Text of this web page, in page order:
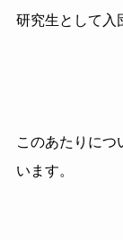
研究生として入
このあたりにつ
います。